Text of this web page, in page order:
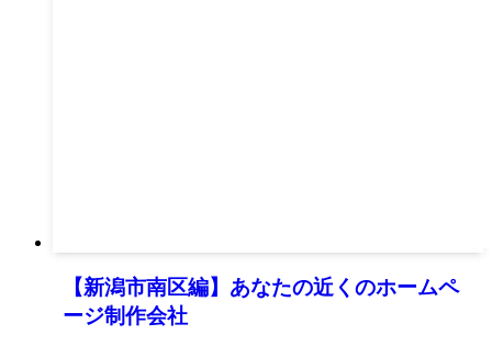
【新潟市南区編】あなたの近くのホームペ
ージ制作会社